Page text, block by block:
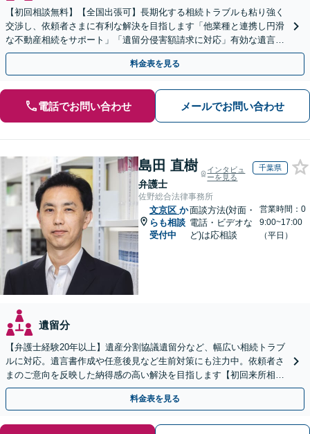
【初回相談無料】【全国出張可】長期化する相続トラブルも粘り強く
交渉し、依頼者さまに有利な解決を目指します「他業種と連携し円滑
な不動産相続をサポート」「遺留分侵害額請求に対応」有効な遺言書
で万全な生前対策【休日・夜間相談あり】【水道橋駅1分】
料金表を見る
電話でお問い合わせ メールでお問い合わせ
島田 直樹
弁護士
インタビュ
ーを見る
千葉県
佐野総合法律事務所
文京区 か
らも相談
受付中
面談方法(対面・
電話・ビデオな
ど)は応相談
営業時間：0
9:00~17:00
（平日）
遺留分
【弁護士経験20年以上】遺産分割協議遺留分など、幅広い相続トラブ
ルに対応。遺言書作成や任意後見など生前対策にも注力中。依頼者さ
まのご意向を反映した納得感の高い解決を目指します【初回来所相談
無料】【電話相談・web面談可】【千葉中央駅5分】
料金表を見る